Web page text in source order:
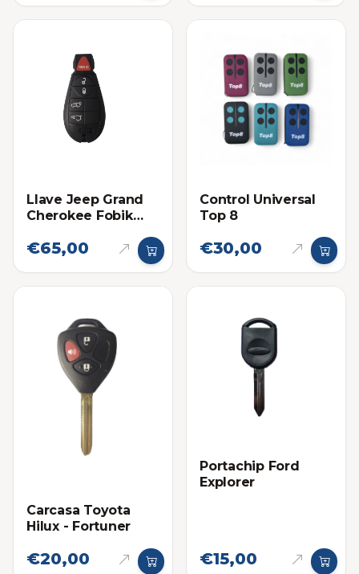
Llave Jeep Grand
Cherokee Fobik
€65,00
Control Universal
Top 8
€30,00
Carcasa Toyota
Hilux - Fortuner
€20,00
Portachip Ford
Explorer
€15,00